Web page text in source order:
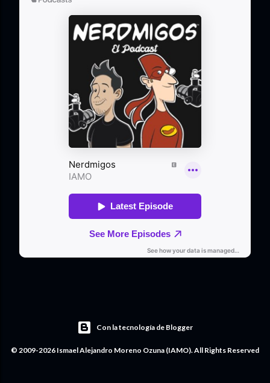
Con la tecnología de Blogger
© 2009-2026 Ismael Alejandro Moreno Ozuna (IAMO). All Rights Reserved